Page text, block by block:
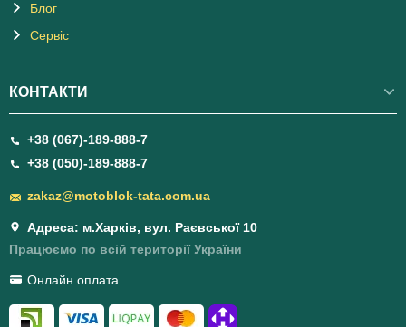
Блог
Сервіс
КОНТАКТИ
+38 (067)-189-888-7
+38 (050)-189-888-7
zakaz@motoblok-tata.com.ua
Адреса: м.Харків, вул. Раєвської 10
Працюємо по всій території України
Онлайн оплата